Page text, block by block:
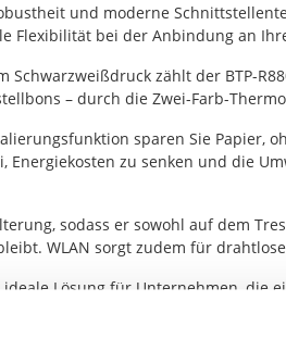
und moderne
Flexibilität bei der Anbindung an
zählt der BTP-
– durch die Zwei-Farb-
sparen Sie Papier,
zu senken und die
sodass er sowohl auf dem
WLAN sorgt zudem für
ideale Lösung für Unternehmen,
Branchen.